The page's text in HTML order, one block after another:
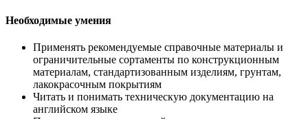
Необходимые умения
Применять рекомендуемые справочные материалы и
ограничительные сортаменты по конструкционным
материалам, стандартизованным изделиям, грунтам,
лакокрасочным покрытиям
Читать и понимать техническую документацию на
английском языке